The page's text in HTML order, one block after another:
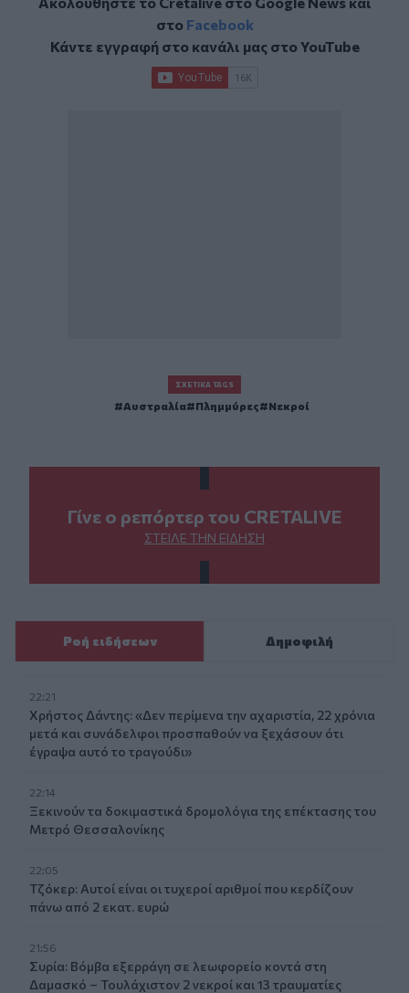
στο Facebook
Κάντε εγγραφή στο κανάλι μας στοYouTube
ΣΧΕΤΙΚΆ TAGS
Αυστραλία Πλημμύρες Νεκροί
Γίνε ο ρεπόρτερ του CRETALIVE
ΣΤΕΊΛΕ ΤΗΝ ΕΊΔΗΣΗ
Ροή ειδήσεων Δημοφιλή
22:21
Χρήστος Δάντης: «Δεν περίμενα την αχαριστία, 22 χρόνια
μετά και συνάδελφοι προσπαθούν να ξεχάσουν ότι
έγραψα αυτό το τραγούδι»
22:14
Ξεκινούν τα δοκιμαστικά δρομολόγια της επέκτασης του
Μετρό Θεσσαλονίκης
22:05
Τζόκερ: Αυτοί είναι οι τυχεροί αριθμοί που κερδίζουν
πάνω από 2 εκατ. ευρώ
21:56
Συρία: Βόμβα εξερράγη σε λεωφορείο κοντά στη
Δαμασκό – Τουλάχιστον 2 νεκροί και 13 τραυματίες